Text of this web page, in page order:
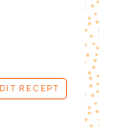
RECEPT